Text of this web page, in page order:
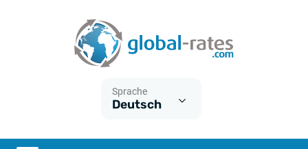
Sprache
Deutsch
Was ist die VPI-Inflation?
Was ist die HVPI-Inflation?
Historische Euribor-Sätze
Historische ESTER-Sätze
Inflationsrechner